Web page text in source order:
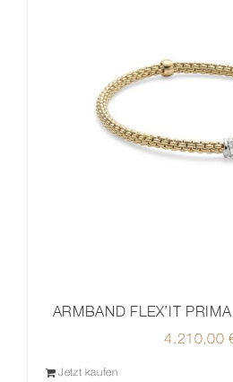
ARMBAND FLEX’IT
4.210,00
Jetzt kaufen